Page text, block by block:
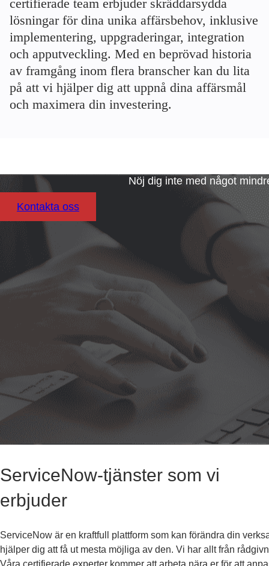
certifierade team erbjuder skräddarsydda
lösningar för dina unika affärsbehov, inklusive
implementering, uppgraderingar, integration
och apputveckling. Med en beprövad historia
av framgång inom flera branscher kan du lita
på att vi hjälper dig att uppnå dina affärsmål
och maximera din investering.
Nöj dig inte med något
Kontakta oss
ServiceNow-tjänster som vi
erbjuder
ServiceNow är en kraftfull plattform som kan förändra din
hjälper dig att få ut mesta möjliga av den. Vi har allt från
Våra certifierade experter kommer att arbeta nära er för att